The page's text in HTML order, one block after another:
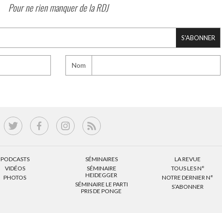
Pour ne rien manquer de la RDJ
S'ABONNER
Nom
PODCASTS
VIDÉOS
PHOTOS
SÉMINAIRES
SÉMINAIRE
HEIDEGGER
SÉMINAIRE LE PARTI
PRIS DE PONGE
LA REVUE
TOUS LES N°
NOTRE DERNIER N°
S’ABONNER